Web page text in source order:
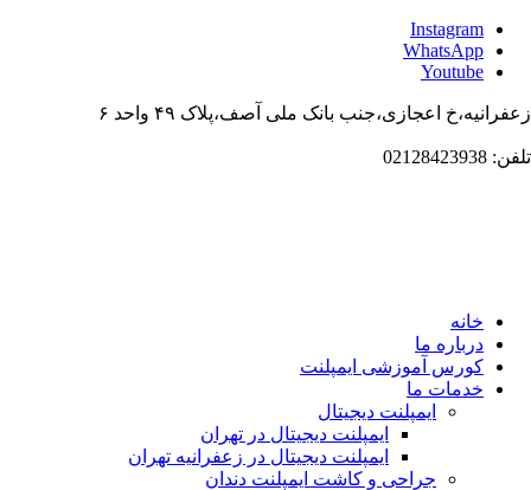
اعجازی،جنب بانک ملی آصف،پلاک ۴۹ واحد ۶
ما
آموزشی ایمپلنت
ما
ایمپلنت دیجیتال
ایمپلنت دیجیتال در تهران
ایمپلنت دیجیتال در زعفرانیه تهران
جراحی و کاشت ایمپلنت دندان